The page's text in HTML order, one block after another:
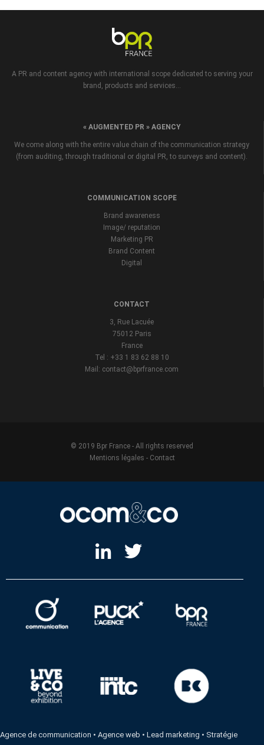
A PR and content agency with international scope dedicated to serving your
brand, products and services...
« AUGMENTED PR » AGENCY
We come along with the entire value chain of the communication strategy
(from auditing, through traditional or digital PR, to surveys and content).
COMMUNICATION SCOPE
Brand awareness
Image/ reputation
Marketing PR
Brand Content
Digital
CONTACT
3, Rue Lacuée
75012 Paris
France
Tel : +33 1 83 62 88 10
Mail: contact@bprfrance.com
© 2019 Bpr France - All rights reserved
Mentions légales - Contact
Agence de communication •Agence web •Lead marketing • Stratégie